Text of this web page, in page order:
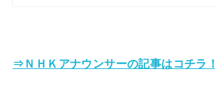
⇒ＮＨＫアナウンサーの記事はコチラ！